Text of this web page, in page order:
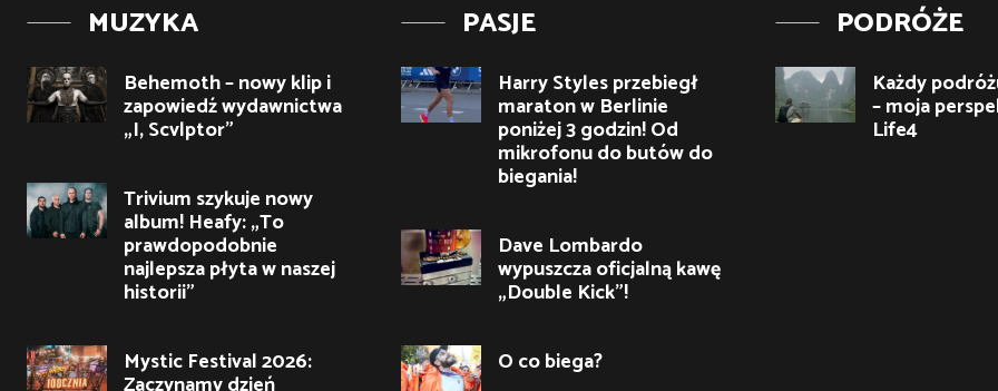
MUZYKA
Behemoth – nowy klip i
zapowiedź wydawnictwa
„I, Scvlptor”
Trivium szykuje nowy
album! Heafy: „To
prawdopodobnie
najlepsza płyta w naszej
historii”
Mystic Festival 2026:
PASJE
Harry Styles przebiegł
maraton w Berlinie
poniżej 3 godzin! Od
mikrofonu do butów do
biegania!
Dave Lombardo
wypuszcza oficjalną kawę
„Double Kick”!
O co biega?
PODRÓŻE
Każdy
– moja
Life4